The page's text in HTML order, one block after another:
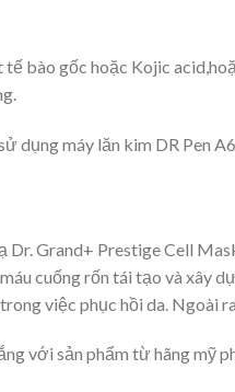
bào gốc hoặc Kojic
dụng máy lăn kim DR Pen
Dr. Grand+ Prestige Cell
cuống rốn tái tạo và xây
việc phục hồi da. Ngoài
với sản phẩm từ hãng mỹ